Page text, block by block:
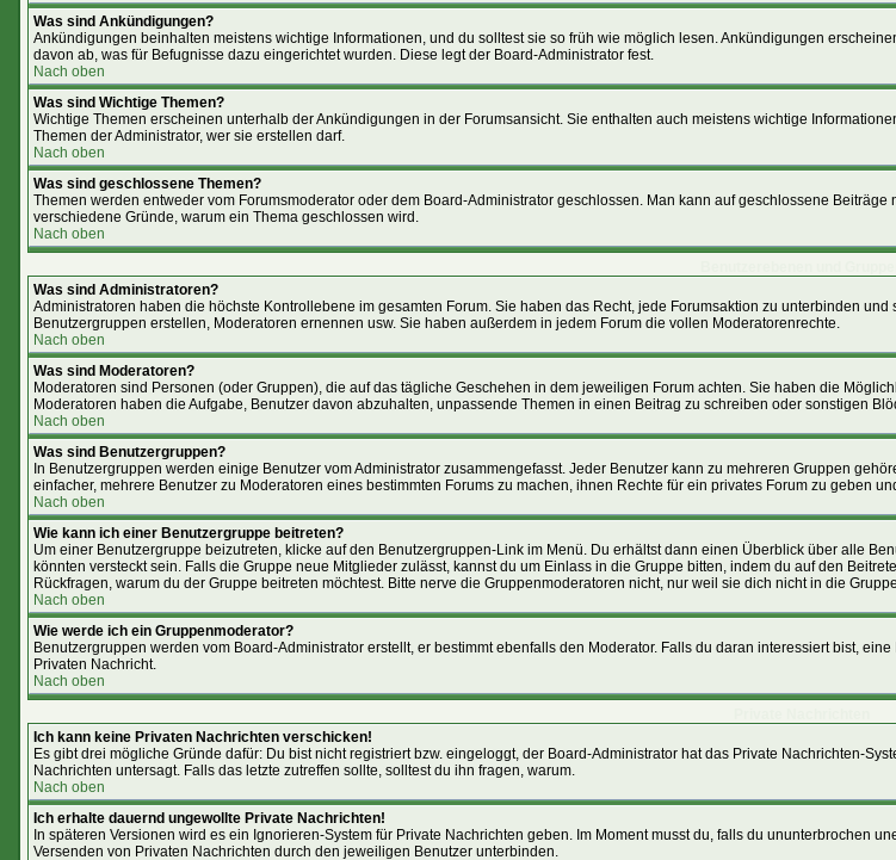
Was sind Ankündigungen?
Ankündigungen beinhalten meistens wichtige Informationen, und du solltest sie so früh wie möglich lesen. Ankündigungen
davon ab, was für Befugnisse dazu eingerichtet wurden. Diese legt der Board-Administrator fest.
Nach oben
Was sind Wichtige Themen?
Wichtige Themen erscheinen unterhalb der Ankündigungen in der Forumsansicht. Sie enthalten auch meistens wichtige
Themen der Administrator, wer sie erstellen darf.
Nach oben
Was sind geschlossene Themen?
Themen werden entweder vom Forumsmoderator oder dem Board-Administrator geschlossen. Man kann auf geschlossene
verschiedene Gründe, warum ein Thema geschlossen wird.
Nach oben
Was sind Administratoren?
Administratoren haben die höchste Kontrollebene im gesamten Forum. Sie haben das Recht, jede Forumsaktion zu unterbinden
Benutzergruppen erstellen, Moderatoren ernennen usw. Sie haben außerdem in jedem Forum die vollen Moderatorenrechte.
Nach oben
Was sind Moderatoren?
Moderatoren sind Personen (oder Gruppen), die auf das tägliche Geschehen in dem jeweiligen Forum achten. Sie haben die
Moderatoren haben die Aufgabe, Benutzer davon abzuhalten, unpassende Themen in einen Beitrag zu schreiben oder sonstigen
Nach oben
Was sind Benutzergruppen?
In Benutzergruppen werden einige Benutzer vom Administrator zusammengefasst. Jeder Benutzer kann zu mehreren Gruppen
einfacher, mehrere Benutzer zu Moderatoren eines bestimmten Forums zu machen, ihnen Rechte für ein privates Forum zu geben
Nach oben
Wie kann ich einer Benutzergruppe beitreten?
Um einer Benutzergruppe beizutreten, klicke auf den Benutzergruppen-Link im Menü. Du erhältst dann einen Überblick über alle
könnten versteckt sein. Falls die Gruppe neue Mitglieder zulässt, kannst du um Einlass in die Gruppe bitten, indem du auf den
Rückfragen, warum du der Gruppe beitreten möchtest. Bitte nerve die Gruppenmoderatoren nicht, nur weil sie dich nicht in die
Nach oben
Wie werde ich ein Gruppenmoderator?
Benutzergruppen werden vom Board-Administrator erstellt, er bestimmt ebenfalls den Moderator. Falls du daran interessiert bist,
Privaten Nachricht.
Nach oben
Ich kann keine Privaten Nachrichten verschicken!
Es gibt drei mögliche Gründe dafür: Du bist nicht registriert bzw. eingeloggt, der Board-Administrator hat das Private Nachrichten-
Nachrichten untersagt. Falls das letzte zutreffen sollte, solltest du ihn fragen, warum.
Nach oben
Ich erhalte dauernd ungewollte Private Nachrichten!
In späteren Versionen wird es ein Ignorieren-System für Private Nachrichten geben. Im Moment musst du, falls du ununterbrochen
Versenden von Privaten Nachrichten durch den jeweiligen Benutzer unterbinden.